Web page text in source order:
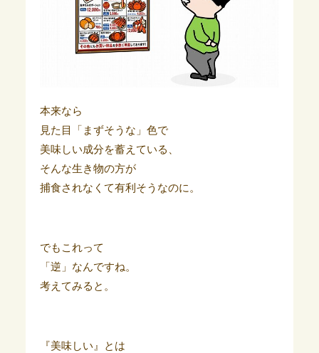
本来なら
見た目「まずそうな」色で
美味しい成分を蓄えている、
そんな生き物の方が
捕食されなくて有利そうなのに。
でもこれって
「逆」なんですね。
考えてみると。
『美味しい』とは